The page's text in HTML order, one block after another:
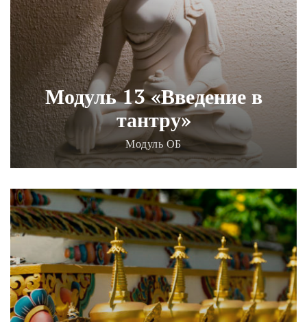
Модуль 13 «Введение в
тантру»
Модуль ОБ